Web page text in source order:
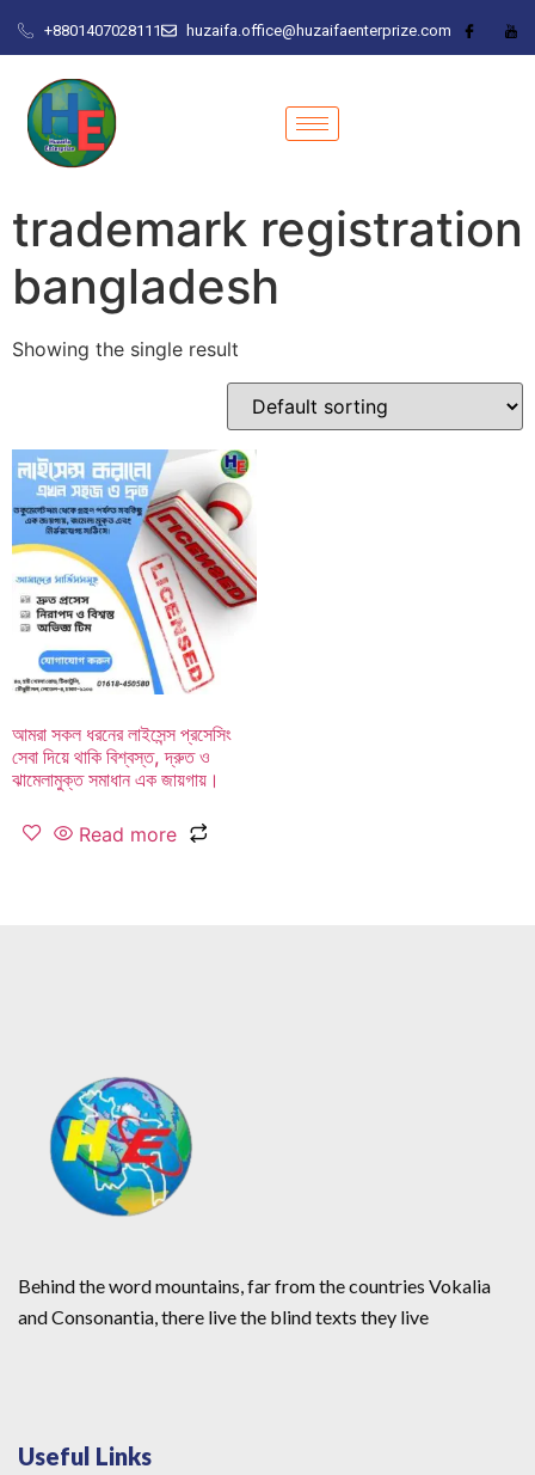
+8801407028111 huzaifa.office@huzaifaenterprize.com
trademark registration
bangladesh
Showing the single result
আমরা সকল ধরনের লাইসেন্স প্রসেসিং
সেবা দিয়ে থাকি বিশ্বস্ত, দ্রুত ও
ঝামেলামুক্ত সমাধান এক জায়গায়।
Read more
Behind the word mountains, far from the countries Vokalia
and Consonantia, there live the blind texts they live
Useful Links